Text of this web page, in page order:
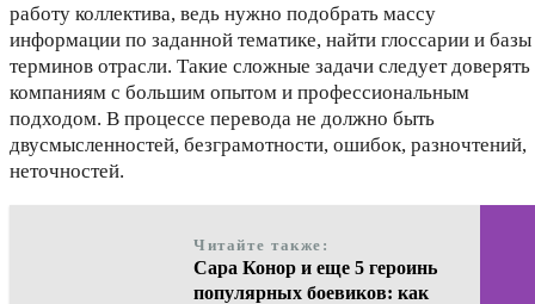
работу коллектива, ведь нужно подобрать массу
информации по заданной тематике, найти глоссарии и базы
терминов отрасли. Такие сложные задачи следует доверять
компаниям с большим опытом и профессиональным
подходом. В процессе перевода не должно быть
двусмысленностей, безграмотности, ошибок, разночтений,
неточностей.
Читайте также:
Сара Конор и еще 5 героинь
популярных боевиков: как